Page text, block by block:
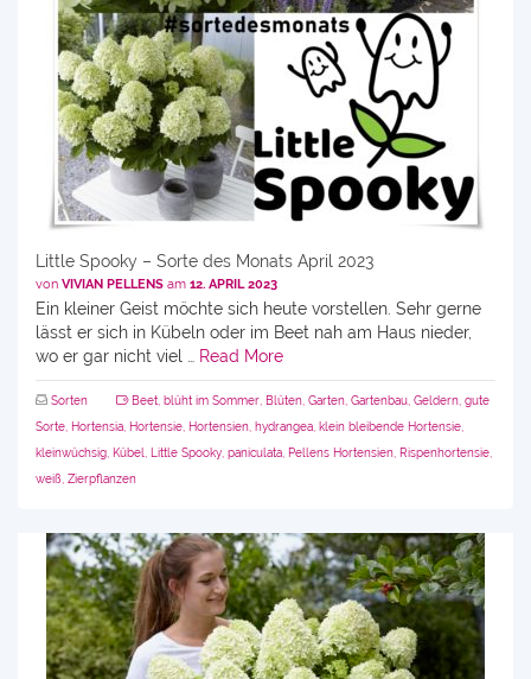
Little Spooky – Sorte des Monats April 2023
von VIVIAN PELLENS am 12. APRIL 2023
Ein kleiner Geist möchte sich heute vorstellen. Sehr gerne
lässt er sich in Kübeln oder im Beet nah am Haus nieder,
wo er gar nicht viel …
Read More
Sorten Beet blüht im Sommer Blüten Garten Gartenbau Geldern gute
Sorte Hortensia Hortensie Hortensien hydrangea klein bleibende Hortensie
kleinwüchsig Kübel Little Spooky paniculata Pellens Hortensien Rispenhortensie
weiß Zierpflanzen